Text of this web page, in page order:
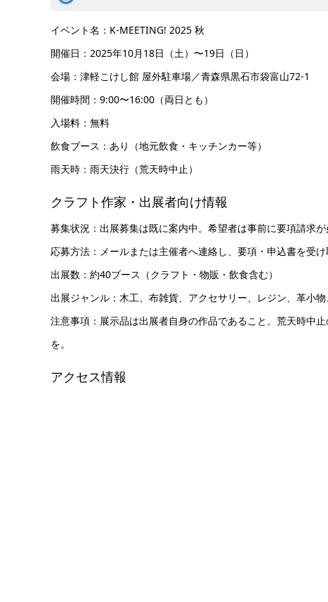
イベント名：K-MEETING! 2025 秋
開催日：2025年10月18日（土）〜19日（日）
会場：津軽こけし館 屋外駐車場／青森県黒石市袋富山72-1
開催時間：9:00〜16:00（両日とも）
入場料：無料
飲食ブース：あり（地元飲食・キッチンカー等）
雨天時：雨天決行（荒天時中止）
クラフト作家・出展者向け情報
募集状況：出展募集は既に案内中。希望者は事前に要項請求が
応募方法：メールまたは主催者へ連絡し、要項・申込書を受け
出展数：約40ブース（クラフト・物販・飲食含む）
出展ジャンル：木工、布雑貨、アクセサリー、レジン、革小物
注意事項：展示品は出展者自身の作品であること。荒天時中
を。
アクセス情報